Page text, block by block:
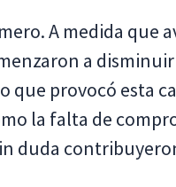
A medida que
a
que provocó esta
la falta de
duda